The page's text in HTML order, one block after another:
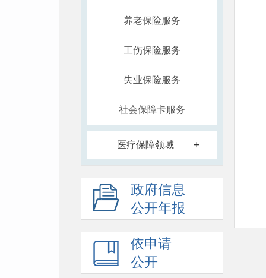
养老保险服务
工伤保险服务
失业保险服务
社会保障卡服务
医疗保障领域 +
政府信息
公开年报
依申请
公开